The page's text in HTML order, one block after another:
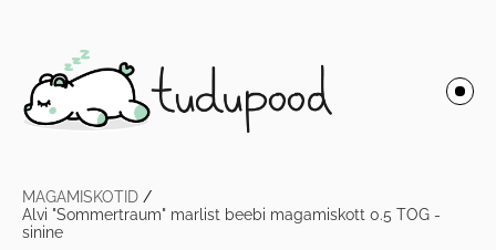
MAGAMISKOTID /
Alvi "Sommertraum" marlist beebi magamiskott 0.5 TOG -
sinine